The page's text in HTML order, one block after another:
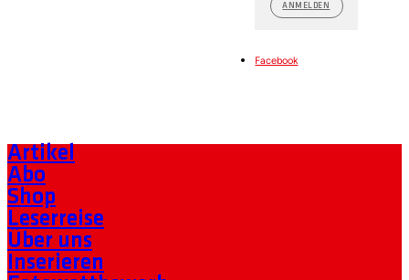
ANMELDEN
Facebook
Artikel
Abo
Shop
Leserreise
Über uns
Inserieren